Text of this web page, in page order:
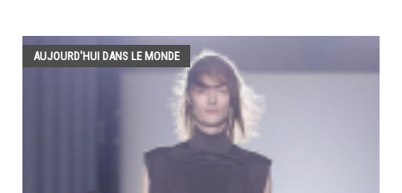
AUJOURD'HUI DANS LE MONDE